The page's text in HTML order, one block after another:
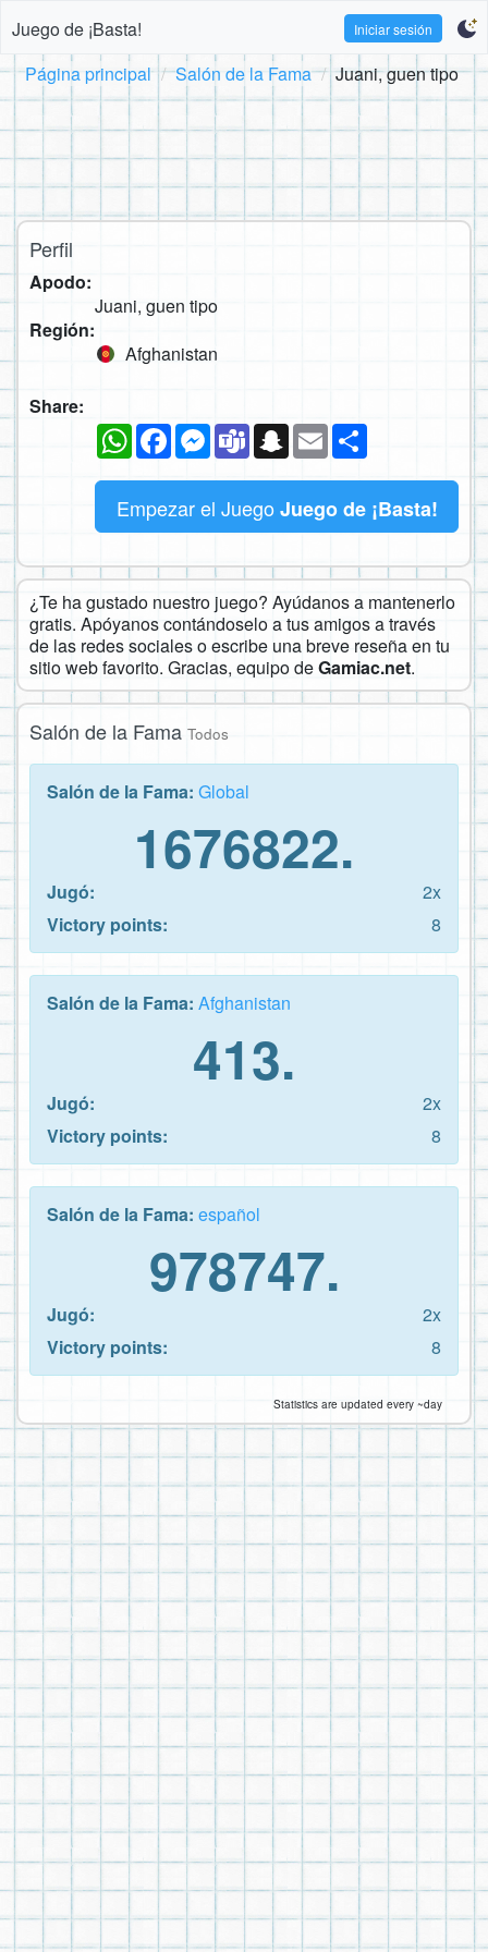
Juego de ¡Basta! Iniciar sesión
Página principal Salón de la Fama Juani, guen tipo
Perfil
Apodo:
Juani, guen tipo
Región:
Afghanistan
Share:
WhatsAppFacebookMessenger
TeamsSnapchat
Email
Empezar el Juego Juego de ¡Basta!
¿Te ha gustado nuestro juego? Ayúdanos a mantenerlo
gratis. Apóyanos contándoselo a tus amigos a través
de las redes sociales o escribe una breve reseña en tu
sitio web favorito. Gracias, equipo deGamiac.net.
Salón de la Fama Todos
Salón de la Fama: Global
1676822.
Jugó:
2x
Victory points:
8
Salón de la Fama: Afghanistan
413.
Jugó:
2x
Victory points:
8
Salón de la Fama: español
978747.
Jugó:
2x
Victory points:
8
Statistics are updated every ~day